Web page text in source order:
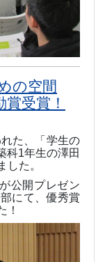
の空間
受賞！
た、「学生の
科1年生の澤田
した。
公開プレゼン
にて、優秀賞
！